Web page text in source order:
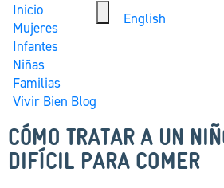
Inicio
Mujeres
Infantes
Niñas
Familias
Vivir Bien Blog
English
CÓMO TRATAR A UN
DIFÍCIL PARA COMER